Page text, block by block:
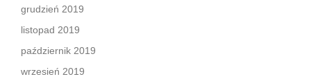
grudzień 2019
listopad 2019
październik 2019
wrzesień 2019